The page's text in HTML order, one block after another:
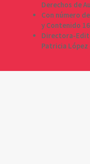
Derechos de
Con número
y Contenido
Directora-
Patricia López